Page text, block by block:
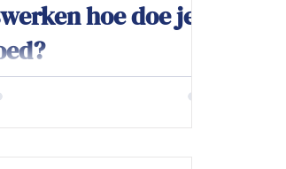
hoe doe je
we doen dit nu al een tijd,
afleiding in je thuiswerksleur!